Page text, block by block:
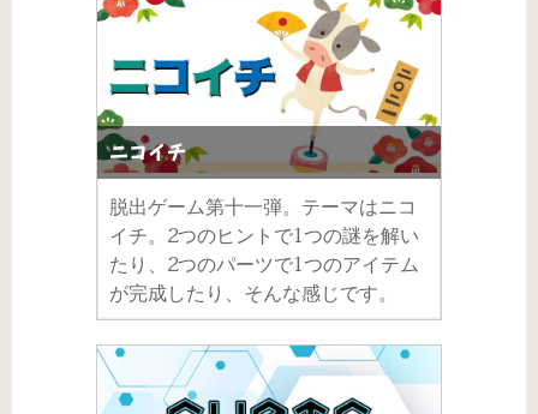
ニコイチ
脱出ゲーム第十一弾。テーマはニコ
イチ。2つのヒントで1つの謎を解い
たり、2つのパーツで1つのアイテム
が完成したり、そんな感じです。